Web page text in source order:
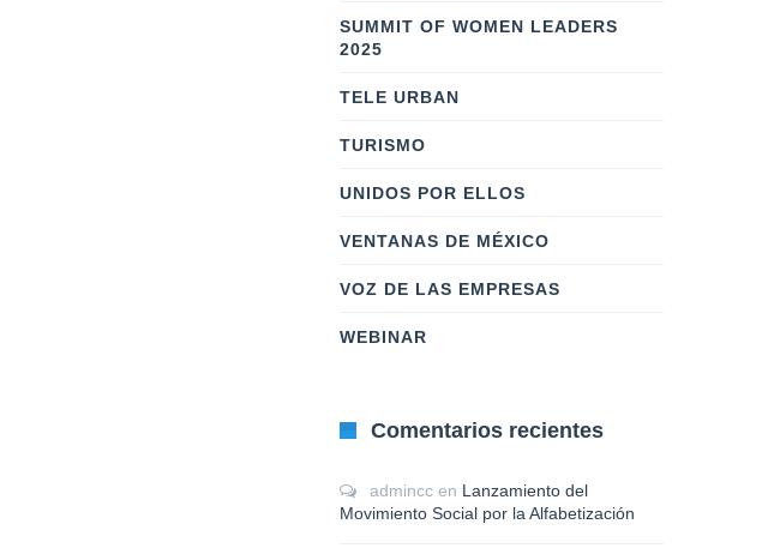
SUMMIT OF WOMEN LEADERS
2025
TELE URBAN
TURISMO
UNIDOS POR ELLOS
VENTANAS DE MÉXICO
VOZ DE LAS EMPRESAS
WEBINAR
Comentarios recientes
admincc en Lanzamiento del
Movimiento Social por la Alfabetización